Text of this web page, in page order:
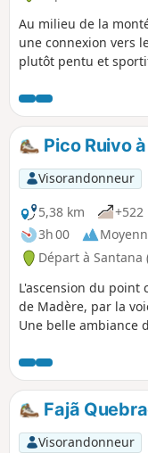
Au milieu de la
une connexion vers
plutôt pentu et
va pas trop loin (-
pour retourner au
le Pico Ruivo). Pour
possibilité de
Caldeirão Verde puis
Achado do Texeira.
Pico Ruivo
Visorandonneur
5,38 km
+522
3h 00
Départ à Santana
L'ascension du
de Madère, par la
Une belle ambiance
Fajã
Visorandonneur